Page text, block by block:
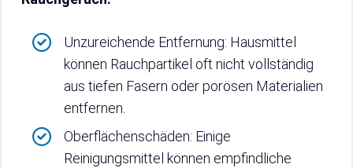
Unzureichende Entfernung: Hausmittel
können Rauchpartikel oft nicht vollständig
aus tiefen Fasern oder porösen Materialien
entfernen.
Oberflächenschäden: Einige
Reinigungsmittel können empfindliche